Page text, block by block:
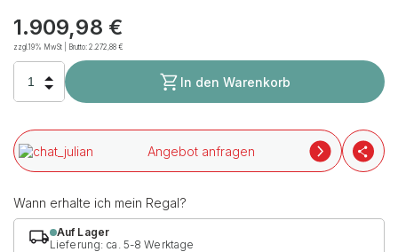
1.909,98 €
zzgl.19% MwSt | Brutto:2.272,88 €
In den Warenkorb
Angebot anfragen
Wann erhalte ich mein Regal?
Auf Lager
Lieferung: ca. 5-8 Werktage